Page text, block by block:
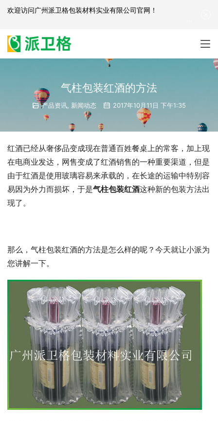
气柱包装红酒的方法
产品资讯 新闻动态 2017年10月11日 下午1:35
红酒已经从奢侈品变成现在普通百姓餐桌上的常客，加上现
在电商业发达，网售变成了红酒销售的一种重要渠道，但是
由于红酒是使用玻璃容易来承载的，在长途的运输中特别容
易因为外力而损坏，于是气柱包装红酒这种新的包装方法出
现了。
那么，气柱包装红酒的方法是怎么样的呢？今天就让小派为
您讲解一下。
欢迎访问广州派卫格包装材料实业有限公司官网 ！